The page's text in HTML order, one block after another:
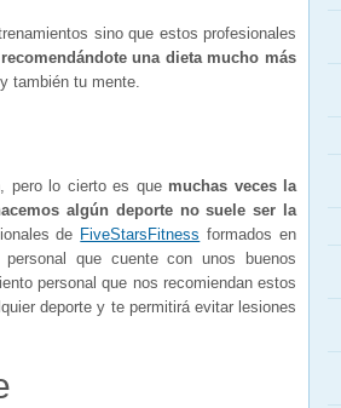
sino que estos profesionales
una dieta mucho más
también tu mente.
pero lo cierto es que muchas veces la
algún deporte no suele ser la
de FiveStarsFitness formados en
personal que cuente con unos buenos
personal que nos recomiendan estos
deporte y te permitirá evitar lesiones